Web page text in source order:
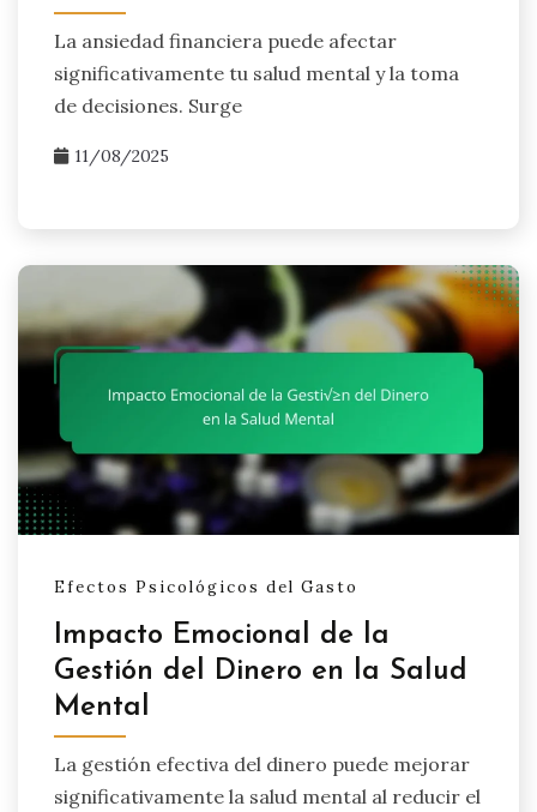
La ansiedad financiera puede afectar
significativamente tu salud mental y la toma
de decisiones. Surge
11/08/2025
Efectos Psicológicos del Gasto
Impacto Emocional de la
Gestión del Dinero en la Salud
Mental
La gestión efectiva del dinero puede mejorar
significativamente la salud mental al reducir el